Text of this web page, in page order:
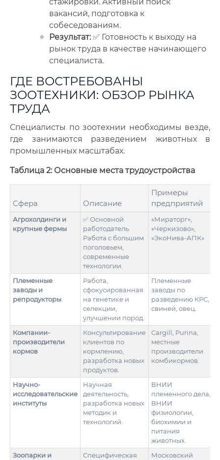
вакансий, подготовка к
собеседованиям.
Результат:✅ Готовность к выходу на
рынок труда в качестве начинающего
специалиста.
ГДЕ ВОСТРЕБОВАНЫ
ЗООТЕХНИКИ: ОБЗОР РЫНКА
ТРУДА
Специалисты по зоотехнии необходимы везде,
где занимаются разведением животных в
промышленных масштабах.
Таблица 2: Основные места трудоустройства
Сфера Описание
Примеры
предприятий
Агрохолдинги и
крупные фермы
✅ Основной
работодатель.
Работа с большим
поголовьем,
современные
технологии.
«Мираторг»,
«Черкизово»,
«ЭкоНива-АПК»
Племенные
заводы и
репродукторы
Работа,
сфокусированная
на генетике и
селекции,
улучшении пород.
Племенные
заводы по
разведению КРС,
свиней, овец.
Компании-
производители
кормов
Консультирование
клиентов по
кормлению,
разработка новых
продуктов.
Cargill, Purina,
местные
производители
комбикормов.
Научно-
исследовательские
институты
Научная
деятельность,
разработка новых
методик и
технологий.
ВНИИ
племенного дела,
ВНИИ
физиологии,
биохимии и
питания
животных.
Зоопарки и
Специфическая
Московский